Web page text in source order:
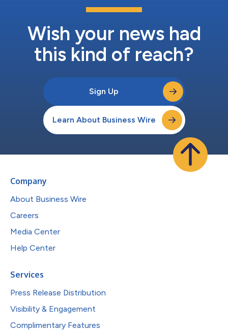
｜従業員数は52万8748人 多様性と包摂性：女性従業員比率：
36.2%｜国籍：157カ国 G&T人材の構築：41万7000人以上の従
Wish your news had
this kind of reach?
Sign Up
Learn About Business Wire
Company
About Business Wire
Careers
Media Center
Help Center
Services
Press Release Distribution
Visibility & Engagement
Complimentary Features